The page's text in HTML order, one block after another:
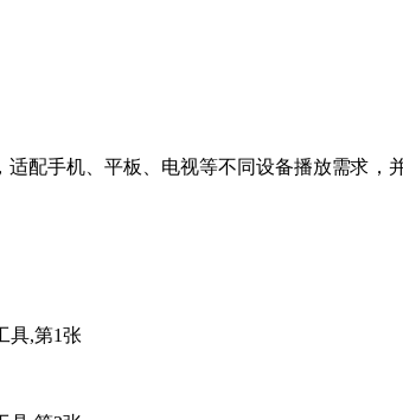
配手机、平板、电视等不同设备播放需求，